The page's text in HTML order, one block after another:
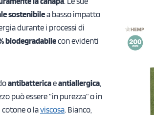
sostenibilea basso impatto
durante i processi di
biodegradabilecon evidenti
antibattericaeantiallergica
può essere “in purezza” o in
o laviscosa. Bianco,